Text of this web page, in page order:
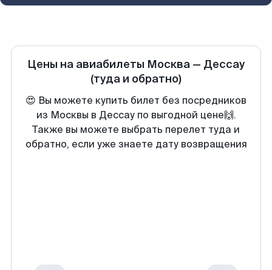
Цены на авиабилеты Москва — Дессау
(туда и обратно)
😍 Вы можете купить билет без посредников
из Москвы в Дессау по выгодной цене🙌.
Также вы можете выбрать перелет туда и
обратно, если уже знаете дату возвращения